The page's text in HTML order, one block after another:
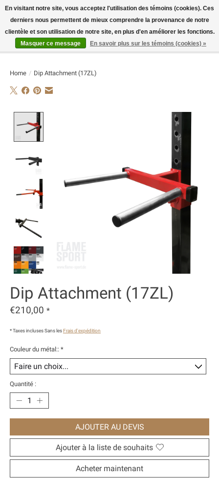
E-MAIL:info@flame-sport.deTEL.: +49 1525 9705 011
Liste de souhaits
Panier
Home / Dip Attachment (17ZL)
Dip Attachment (17ZL)
€210,00 *
* Taxes incluses Sans lesFrais d'expédition
Couleur du métal:: *
Quantité :
AJOUTER AU DEVIS
Ajouter à la liste de souhaits
Acheter maintenant
En visitant notre site, vous acceptez l'utilisation des témoins (cookies). Ces
derniers nous permettent de mieux comprendre la provenance de notre
clientèle et son utilisation de notre site, en plus d'en améliorer les fonctions.
Masquer ce message
En savoir plus sur les témoins (cookies) »